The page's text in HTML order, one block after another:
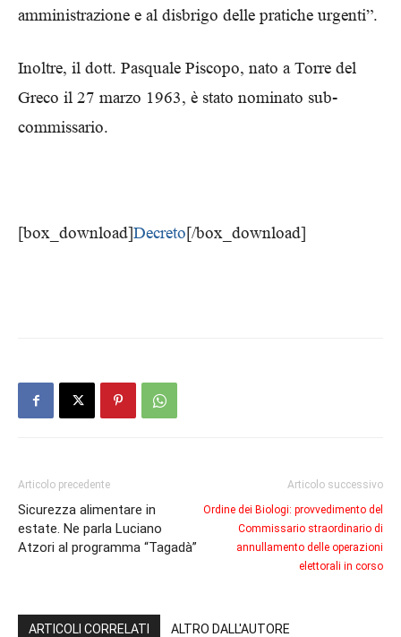
amministrazione e al disbrigo delle pratiche urgenti”.
Inoltre, il dott. Pasquale Piscopo, nato a Torre del
Greco il 27 marzo 1963, è stato nominato sub-
commissario.
[box_download]Decreto[/box_download]
Articolo precedente
Sicurezza alimentare in
estate. Ne parla Luciano
Atzori al programma “Tagadà”
Articolo successivo
Ordine dei Biologi: provvedimento del
Commissario straordinario di
annullamento delle operazioni
elettorali in corso
ARTICOLI CORRELATI ALTRO DALL'AUTORE